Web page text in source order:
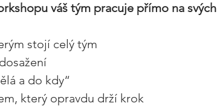
váš tým pracuje přímo na svých
stojí celý tým
a do kdy“
který opravdu drží krok